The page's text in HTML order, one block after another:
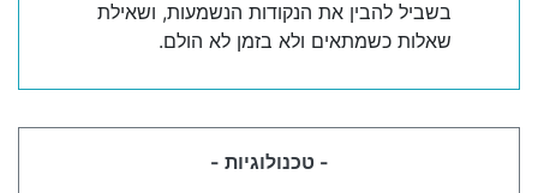
בשביל להבין את הנקודות הנשמעות, ושאילת
שאלות כשמתאים ולא בזמן לא הולם.
- טכנולוגיות -